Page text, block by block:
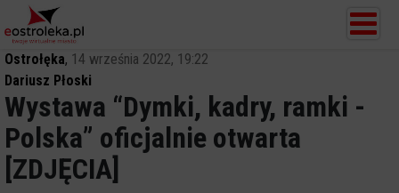
Ostrołęka, 14 września 2022, 19:22
Dariusz Płoski
Wystawa “Dymki, kadry, ramki -
Polska” oficjalnie otwarta
[ZDJĘCIA]